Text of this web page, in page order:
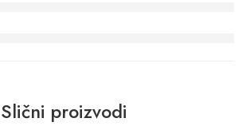
Slični proizvodi